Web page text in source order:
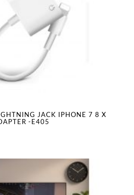
JACK IPHONE 7 8 X
-E405